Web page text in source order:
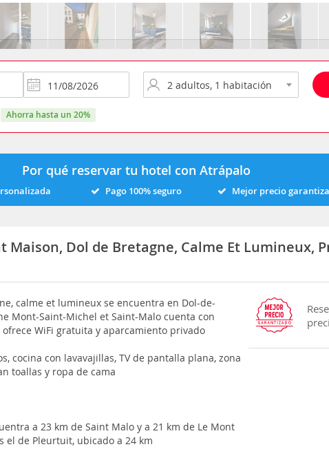
ahorra hasta un 20%
Por qué reservar tu hotel con Atrápalo
Pago 100% seguro Mejor precio
Dol de Bretagne, Calme Et Lumineux,
calme et lumineux se encuentra en Dol-de-
Mont-Saint-Michel et Saint-Malo cuenta con
WiFi gratuita y aparcamiento privado
cocina con lavavajillas, TV de pantalla plana, zona
toallas y ropa de cama
a 23 km de Saint Malo y a 21 km de Le Mont
el de Pleurtuit, ubicado a 24 km